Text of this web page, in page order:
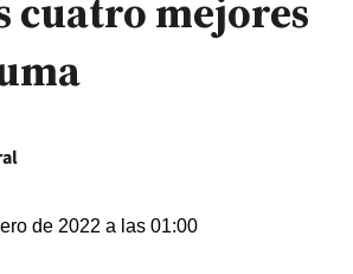
cuatro mejores
de 2022 a las 01:00